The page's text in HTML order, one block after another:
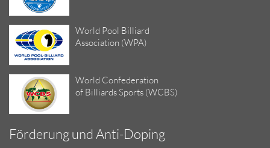
World Pool Billiard
Association (WPA)
World Confederation
of Billiards Sports (WCBS)
Förderung und Anti-Doping